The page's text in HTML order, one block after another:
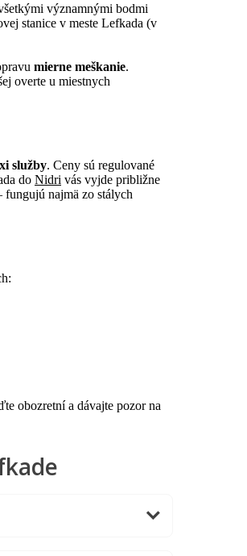
významnými bodmi
stanice v meste Lefkada (v
mierne meškanie.
overte u miestnych
služby. Ceny sú regulované
do Nidri vás vyjde približne
fungujú najmä zo stálych
obozretní a dávajte pozor na